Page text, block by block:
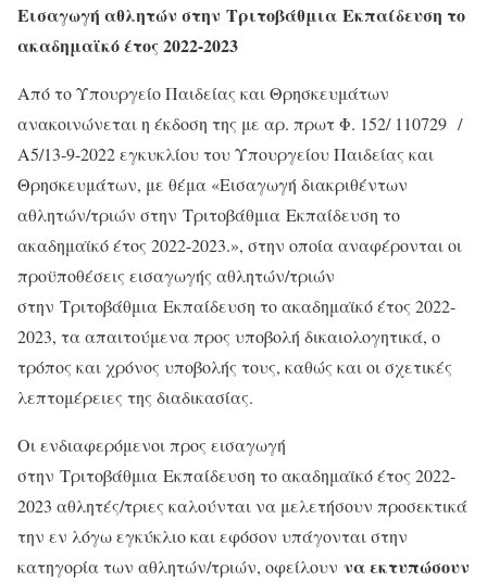
Εισαγωγή αθλητών στην Tριτοβάθμια Eκπαίδευση το
ακαδημαϊκό έτος 2022-2023
Από το Υπουργείο Παιδείας και Θρησκευμάτων
ανακοινώνεται η έκδοση της με αρ. πρωτ Φ. 152/ 110729 /
Α5/13-9-2022 εγκυκλίου του Υπουργείου Παιδείας και
Θρησκευμάτων, με θέμα «Εισαγωγή διακριθέντων
αθλητών/τριών στην Tριτοβάθμια Eκπαίδευση το
ακαδημαϊκό έτος 2022-2023.», στην οποία αναφέρονται οι
προϋποθέσεις εισαγωγής αθλητών/τριών
στην Tριτοβάθμια Eκπαίδευση το ακαδημαϊκό έτος 2022-
2023, τα απαιτούμενα προς υποβολή δικαιολογητικά, ο
τρόπος και χρόνος υποβολής τους, καθώς και οι σχετικές
λεπτομέρειες της διαδικασίας.
Οι ενδιαφερόμενοι προς εισαγωγή
στην Tριτοβάθμια Eκπαίδευση το ακαδημαϊκό έτος 2022-
2023 αθλητές/τριες καλούνται να μελετήσουν προσεκτικά
την εν λόγω εγκύκλιο και εφόσον υπάγονται στην
κατηγορία των αθλητών/τριών, οφείλουν να εκτυπώσουν